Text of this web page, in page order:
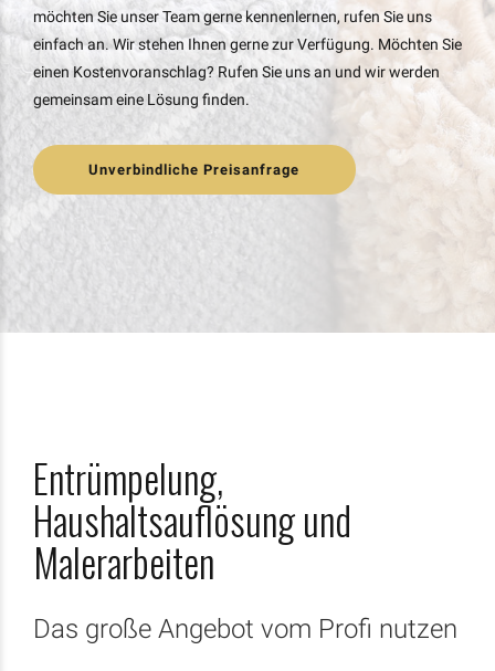
möchten Sie unser Team gerne kennenlernen, rufen Sie uns
einfach an. Wir stehen Ihnen gerne zur Verfügung. Möchten Sie
einen Kostenvoranschlag? Rufen Sie uns an und wir werden
gemeinsam eine Lösung finden.
Unverbindliche Preisanfrage
Entrümpelung,
Haushaltsauflösung und
Malerarbeiten
Das große Angebot vom Profi nutzen